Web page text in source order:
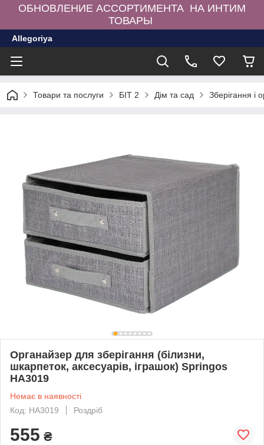
ОБНОВЛЕНИЕ АССОРТИМЕНТА НА ИНТИМ
ТОВАРЫ
Allegoriya
Товари та послуги БІТ 2 Дім та сад Зберігання і
Органайзер для зберігання (білизни,
шкарпеток, аксесуарів, іграшок) Springos
HA3019
Немає в наявності
Код: HA3019
Роздріб
555 ₴